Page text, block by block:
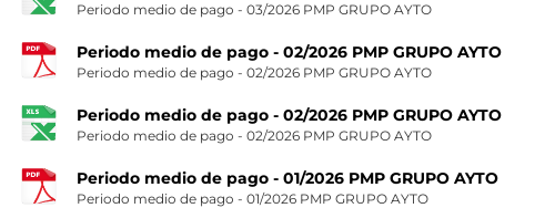
Periodo medio de pago - 03/2026 PMP GRUPO AYTO
Periodo medio de pago - 02/2026 PMP GRUPO AYTO
Periodo medio de pago - 02/2026 PMP GRUPO AYTO
Periodo medio de pago - 02/2026 PMP GRUPO AYTO
Periodo medio de pago - 02/2026 PMP GRUPO AYTO
Periodo medio de pago - 01/2026 PMP GRUPO AYTO
Periodo medio de pago - 01/2026 PMP GRUPO AYTO